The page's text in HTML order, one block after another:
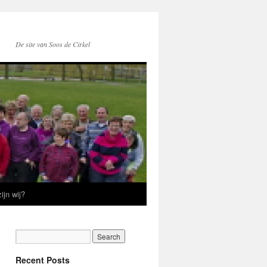
De site van Soos de Cirkel
wij?
Recent Posts